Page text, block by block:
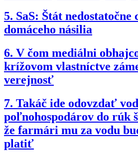
5. SaS: Štát nedostatočne
domáceho násilia
6. V čom mediálni
krížovom vlastníctve
verejnosť
7. Takáč ide odovzdať
poľnohospodárov do rúk
že farmári mu za vodu
platiť